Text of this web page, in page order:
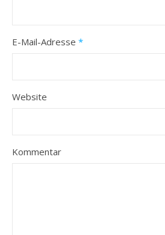
E-Mail-Adresse *
Website
Kommentar